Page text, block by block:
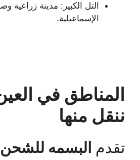
التل الكبير: مدينة زراعية
الإسماعيلية.
المناطق في
ننقل منها
تقدم البسمه للشحن